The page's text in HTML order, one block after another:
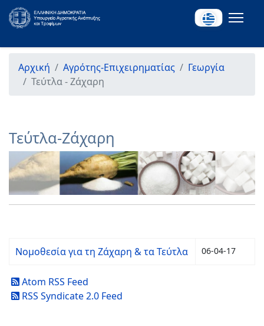
Αρχική Αγρότης-Επιχειρηματίας
Γεωργία
Τεύτλα - Ζάχαρη
Τεύτλα-Ζάχαρη
Νομοθεσία για τη Ζάχαρη & τα Τεύτλα 06-04-17
Atom RSS Feed
RSS Syndicate 2.0 Feed